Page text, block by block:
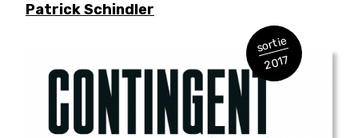
Patrick Schindler
sortie
2017